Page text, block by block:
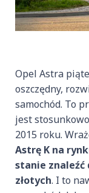
Opel Astra
oszczędny,
samochód. To
jest
2015 roku.
Astrę K na
stanie znaleźć
złotych. I to